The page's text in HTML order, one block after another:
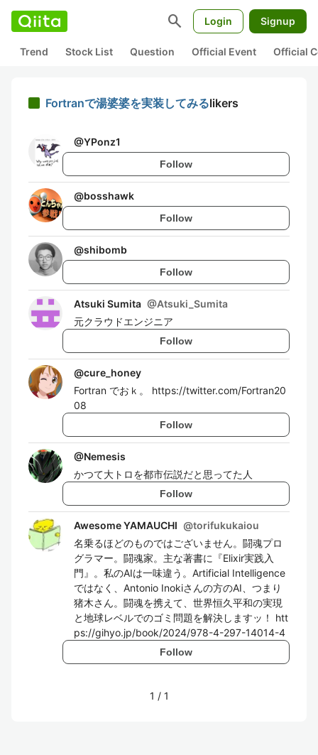
search Login Signup
Trend Stock List Question Official Event Official
Fortranで湯婆婆を実装してみるlikers
@YPonz1
Follow
@bosshawk
Follow
@shibomb
Follow
Atsuki Sumita @Atsuki_Sumita
元クラウドエンジニア
Follow
@cure_honey
Fortran でおｋ。 https://twitter.com/Fortran20
08
Follow
@Nemesis
かつて大トロを都市伝説だと思ってた人
Follow
Awesome YAMAUCHI @torifukukaiou
名乗るほどのものではございません。闘魂プロ
グラマー。闘魂家。主な著書に『Elixir実践入
門』。私のAIは一味違う。Artificial Intelligence
ではなく、Antonio Inokiさんの方のAI、つまり
猪木さん。闘魂を携えて、世界恒久平和の実現
と地球レベルでのゴミ問題を解決しますッ！ htt
ps://gihyo.jp/book/2024/978-4-297-14014-4
Follow
1 / 1